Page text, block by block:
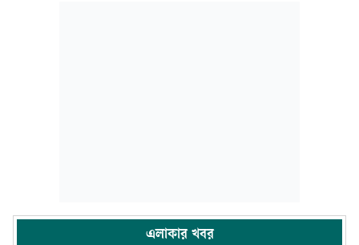
এলাকার খবর